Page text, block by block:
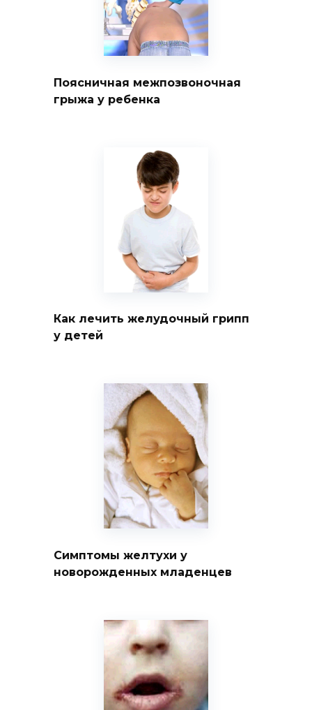
Поясничная межпозвоночная
грыжа у ребенка
Как лечить желудочный грипп
у детей
Симптомы желтухи у
новорожденных младенцев